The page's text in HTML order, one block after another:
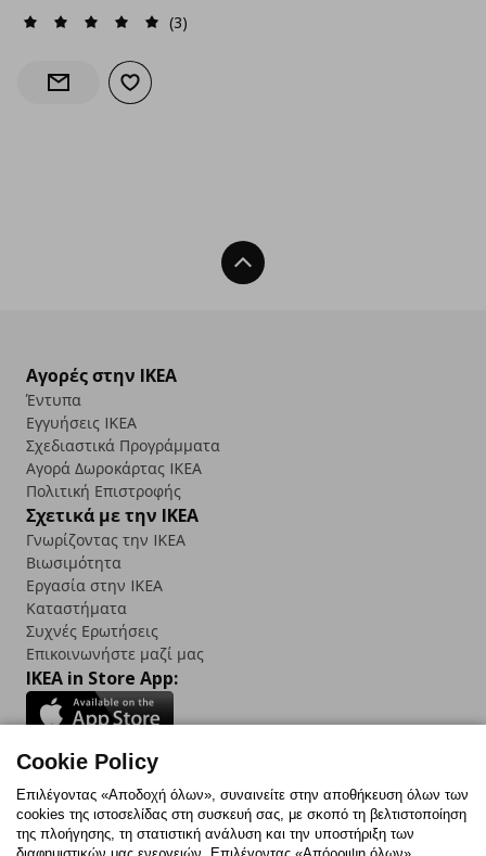
(3)
Ενημέρωση διαθεσιμότητας
Προσθήκη στα αγαπημένα
Back To Top
Αγορές στην IKEA
Έντυπα
Εγγυήσεις IKEA
Σχεδιαστικά Προγράμματα
Αγορά Δωρoκάρτας IKEA
Πολιτική Επιστροφής
Σχετικά με την IKEA
Γνωρίζοντας την IKEA
Βιωσιμότητα
Εργασία στην IKEA
Καταστήματα
Συχνές Ερωτήσεις
Επικοινωνήστε μαζί μας
IKEA in Store App:
Follow us:
FacebookInstagram
TikTokYoutubePinterestTwitter
Cookie Policy
Επιλέγοντας «Αποδοχή όλων», συναινείτε στην αποθήκευση όλων των
cookies της ιστοσελίδας στη συσκευή σας, με σκοπό τη βελτιστοποίηση
της πλοήγησης, τη στατιστική ανάλυση και την υποστήριξη των